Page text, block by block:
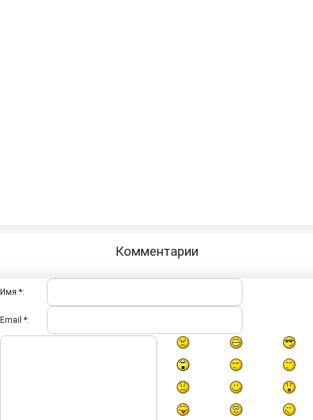
Комментарии
Имя *:
Email *: